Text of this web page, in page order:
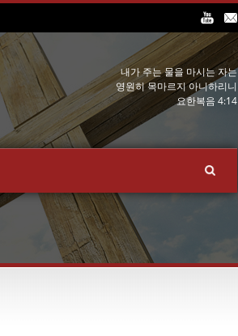
내가 주는 물을 마시는 자는
영원히 목마르지 아니하리니
요한복음 4:14